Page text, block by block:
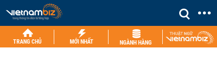
TRANG CHỦ MỚI NHẤT NGÀNH HÀNG